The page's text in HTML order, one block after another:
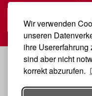
Wir verwenden
unseren
ihre
sind aber nicht
korrekt abzurufen.
» Vertrag widerrufen
VERANSTALTER